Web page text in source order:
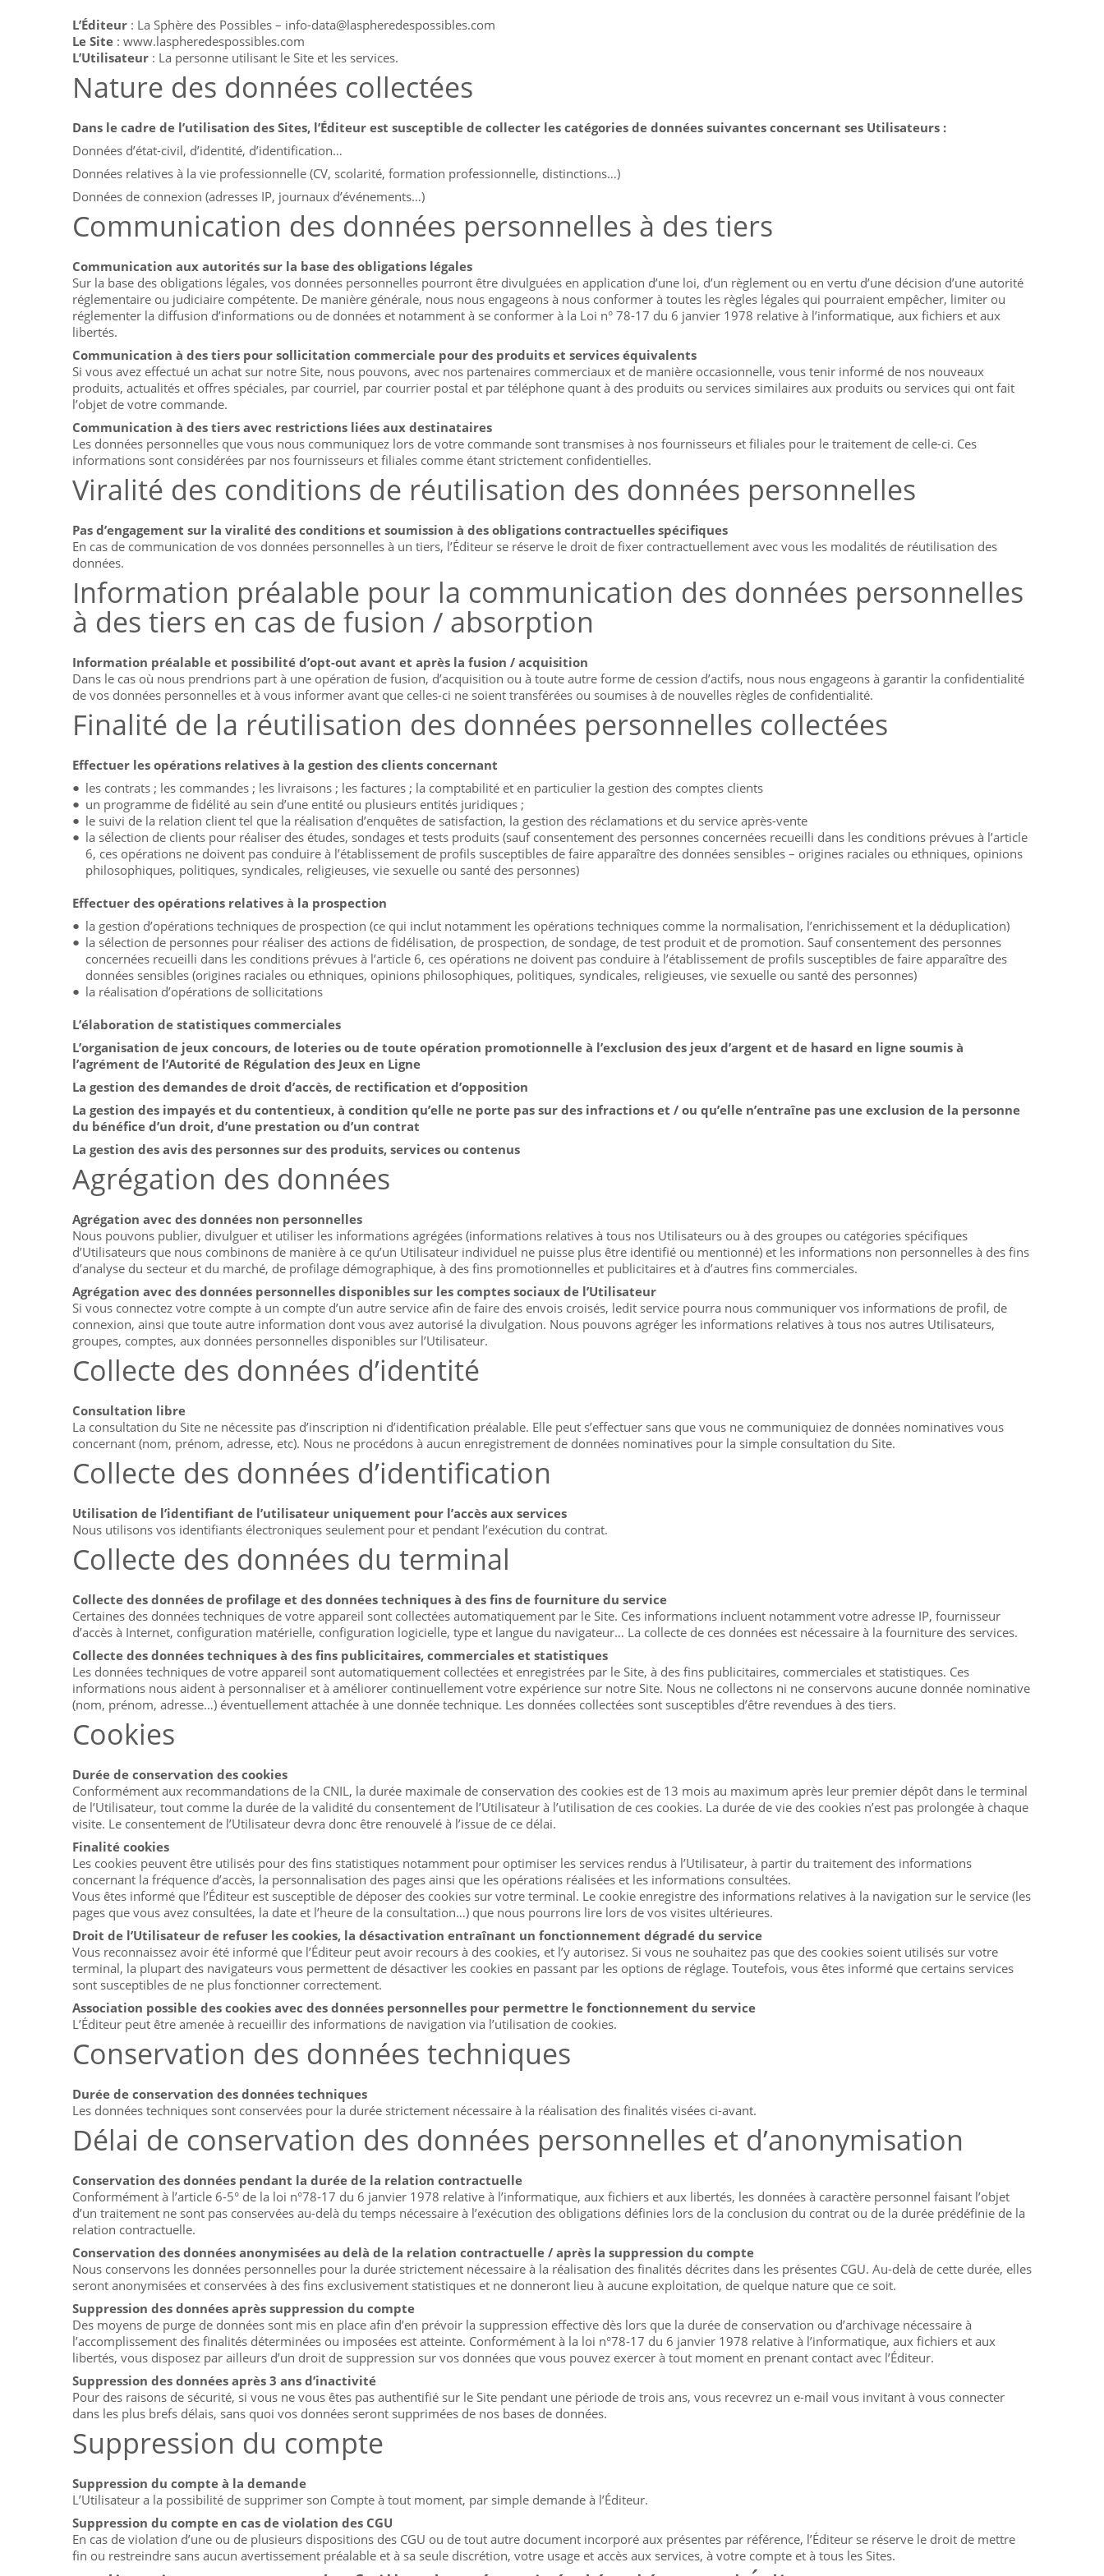
L’Éditeur: La Sphère des Possibles – info-data@laspheredespossibles.com
Le Site: www.laspheredespossibles.com
L’Utilisateur: La personne utilisant le Site et les services.
Nature des données collectées
Dans le cadre de l’utilisation des Sites, l’Éditeur est susceptible de collecter les catégories de données suivantes concernant ses Utilisateurs :
Données d’état-civil, d’identité, d’identification…
Données relatives à la vie professionnelle (CV, scolarité, formation professionnelle, distinctions…)
Données de connexion (adresses IP, journaux d’événements…)
Communication des données personnelles à des tiers
Communication aux autorités sur la base des obligations légales
Sur la base des obligations légales, vos données personnelles pourront être divulguées en application d’une loi, d’un règlement ou en vertu d’une décision d’une autorité
réglementaire ou judiciaire compétente. De manière générale, nous nous engageons à nous conformer à toutes les règles légales qui pourraient empêcher, limiter ou
réglementer la diffusion d’informations ou de données et notamment à se conformer à la Loi n° 78-17 du 6 janvier 1978 relative à l’informatique, aux fichiers et aux
libertés.
Communication à des tiers pour sollicitation commerciale pour des produits et services équivalents
Si vous avez effectué un achat sur notre Site, nous pouvons, avec nos partenaires commerciaux et de manière occasionnelle, vous tenir informé de nos nouveaux
produits, actualités et offres spéciales, par courriel, par courrier postal et par téléphone quant à des produits ou services similaires aux produits ou services qui ont fait
l’objet de votre commande.
Communication à des tiers avec restrictions liées aux destinataires
Les données personnelles que vous nous communiquez lors de votre commande sont transmises à nos fournisseurs et filiales pour le traitement de celle-ci. Ces
informations sont considérées par nos fournisseurs et filiales comme étant strictement confidentielles.
Viralité des conditions de réutilisation des données personnelles
Pas d’engagement sur la viralité des conditions et soumission à des obligations contractuelles spécifiques
En cas de communication de vos données personnelles à un tiers, l’Éditeur se réserve le droit de fixer contractuellement avec vous les modalités de réutilisation des
données.
Information préalable pour la communication des données personnelles
à des tiers en cas de fusion / absorption
Information préalable et possibilité d’opt-out avant et après la fusion / acquisition
Dans le cas où nous prendrions part à une opération de fusion, d’acquisition ou à toute autre forme de cession d’actifs, nous nous engageons à garantir la confidentialité
de vos données personnelles et à vous informer avant que celles-ci ne soient transférées ou soumises à de nouvelles règles de confidentialité.
Finalité de la réutilisation des données personnelles collectées
Effectuer les opérations relatives à la gestion des clients concernant
les contrats ; les commandes ; les livraisons ; les factures ; la comptabilité et en particulier la gestion des comptes clients
un programme de fidélité au sein d’une entité ou plusieurs entités juridiques ;
le suivi de la relation client tel que la réalisation d’enquêtes de satisfaction, la gestion des réclamations et du service après-vente
la sélection de clients pour réaliser des études, sondages et tests produits (sauf consentement des personnes concernées recueilli dans les conditions prévues à l’article
6, ces opérations ne doivent pas conduire à l’établissement de profils susceptibles de faire apparaître des données sensibles – origines raciales ou ethniques, opinions
philosophiques, politiques, syndicales, religieuses, vie sexuelle ou santé des personnes)
Effectuer des opérations relatives à la prospection
la gestion d’opérations techniques de prospection (ce qui inclut notamment les opérations techniques comme la normalisation, l’enrichissement et la déduplication)
la sélection de personnes pour réaliser des actions de fidélisation, de prospection, de sondage, de test produit et de promotion. Sauf consentement des personnes
concernées recueilli dans les conditions prévues à l’article 6, ces opérations ne doivent pas conduire à l’établissement de profils susceptibles de faire apparaître des
données sensibles (origines raciales ou ethniques, opinions philosophiques, politiques, syndicales, religieuses, vie sexuelle ou santé des personnes)
la réalisation d’opérations de sollicitations
L’élaboration de statistiques commerciales
L’organisation de jeux concours, de loteries ou de toute opération promotionnelle à l’exclusion des jeux d’argent et de hasard en ligne soumis à
l’agrément de l’Autorité de Régulation des Jeux en Ligne
La gestion des demandes de droit d’accès, de rectification et d’opposition
La gestion des impayés et du contentieux, à condition qu’elle ne porte pas sur des infractions et / ou qu’elle n’entraîne pas une exclusion de la personne
du bénéfice d’un droit, d’une prestation ou d’un contrat
La gestion des avis des personnes sur des produits, services ou contenus
Agrégation des données
Agrégation avec des données non personnelles
Nous pouvons publier, divulguer et utiliser les informations agrégées (informations relatives à tous nos Utilisateurs ou à des groupes ou catégories spécifiques
d’Utilisateurs que nous combinons de manière à ce qu’un Utilisateur individuel ne puisse plus être identifié ou mentionné) et les informations non personnelles à des fins
d’analyse du secteur et du marché, de profilage démographique, à des fins promotionnelles et publicitaires et à d’autres fins commerciales.
Agrégation avec des données personnelles disponibles sur les comptes sociaux de l’Utilisateur
Si vous connectez votre compte à un compte d’un autre service afin de faire des envois croisés, ledit service pourra nous communiquer vos informations de profil, de
connexion, ainsi que toute autre information dont vous avez autorisé la divulgation. Nous pouvons agréger les informations relatives à tous nos autres Utilisateurs,
groupes, comptes, aux données personnelles disponibles sur l’Utilisateur.
Collecte des données d’identité
Consultation libre
La consultation du Site ne nécessite pas d’inscription ni d’identification préalable. Elle peut s’effectuer sans que vous ne communiquiez de données nominatives vous
concernant (nom, prénom, adresse, etc). Nous ne procédons à aucun enregistrement de données nominatives pour la simple consultation du Site.
Collecte des données d’identification
Utilisation de l’identifiant de l’utilisateur uniquement pour l’accès aux services
Nous utilisons vos identifiants électroniques seulement pour et pendant l’exécution du contrat.
Collecte des données du terminal
Collecte des données de profilage et des données techniques à des fins de fourniture du service
Certaines des données techniques de votre appareil sont collectées automatiquement par le Site. Ces informations incluent notamment votre adresse IP, fournisseur
d’accès à Internet, configuration matérielle, configuration logicielle, type et langue du navigateur… La collecte de ces données est nécessaire à la fourniture des services.
Collecte des données techniques à des fins publicitaires, commerciales et statistiques
Les données techniques de votre appareil sont automatiquement collectées et enregistrées par le Site, à des fins publicitaires, commerciales et statistiques. Ces
informations nous aident à personnaliser et à améliorer continuellement votre expérience sur notre Site. Nous ne collectons ni ne conservons aucune donnée nominative
(nom, prénom, adresse…) éventuellement attachée à une donnée technique. Les données collectées sont susceptibles d’être revendues à des tiers.
Cookies
Durée de conservation des cookies
Conformément aux recommandations de la CNIL, la durée maximale de conservation des cookies est de 13 mois au maximum après leur premier dépôt dans le terminal
de l’Utilisateur, tout comme la durée de la validité du consentement de l’Utilisateur à l’utilisation de ces cookies. La durée de vie des cookies n’est pas prolongée à chaque
visite. Le consentement de l’Utilisateur devra donc être renouvelé à l’issue de ce délai.
Finalité cookies
Les cookies peuvent être utilisés pour des fins statistiques notamment pour optimiser les services rendus à l’Utilisateur, à partir du traitement des informations
concernant la fréquence d’accès, la personnalisation des pages ainsi que les opérations réalisées et les informations consultées.
Vous êtes informé que l’Éditeur est susceptible de déposer des cookies sur votre terminal. Le cookie enregistre des informations relatives à la navigation sur le service (les
pages que vous avez consultées, la date et l’heure de la consultation…) que nous pourrons lire lors de vos visites ultérieures.
Droit de l’Utilisateur de refuser les cookies, la désactivation entraînant un fonctionnement dégradé du service
Vous reconnaissez avoir été informé que l’Éditeur peut avoir recours à des cookies, et l’y autorisez. Si vous ne souhaitez pas que des cookies soient utilisés sur votre
terminal, la plupart des navigateurs vous permettent de désactiver les cookies en passant par les options de réglage. Toutefois, vous êtes informé que certains services
sont susceptibles de ne plus fonctionner correctement.
Association possible des cookies avec des données personnelles pour permettre le fonctionnement du service
L’Éditeur peut être amenée à recueillir des informations de navigation via l’utilisation de cookies.
Conservation des données techniques
Durée de conservation des données techniques
Les données techniques sont conservées pour la durée strictement nécessaire à la réalisation des finalités visées ci-avant.
Délai de conservation des données personnelles et d’anonymisation
Conservation des données pendant la durée de la relation contractuelle
Conformément à l’article 6-5° de la loi n°78-17 du 6 janvier 1978 relative à l’informatique, aux fichiers et aux libertés, les données à caractère personnel faisant l’objet
d’un traitement ne sont pas conservées au-delà du temps nécessaire à l’exécution des obligations définies lors de la conclusion du contrat ou de la durée prédéfinie de la
relation contractuelle.
Conservation des données anonymisées au delà de la relation contractuelle / après la suppression du compte
Nous conservons les données personnelles pour la durée strictement nécessaire à la réalisation des finalités décrites dans les présentes CGU. Au-delà de cette durée, elles
seront anonymisées et conservées à des fins exclusivement statistiques et ne donneront lieu à aucune exploitation, de quelque nature que ce soit.
Suppression des données après suppression du compte
Des moyens de purge de données sont mis en place afin d’en prévoir la suppression effective dès lors que la durée de conservation ou d’archivage nécessaire à
l’accomplissement des finalités déterminées ou imposées est atteinte. Conformément à la loi n°78-17 du 6 janvier 1978 relative à l’informatique, aux fichiers et aux
libertés, vous disposez par ailleurs d’un droit de suppression sur vos données que vous pouvez exercer à tout moment en prenant contact avec l’Éditeur.
Suppression des données après 3 ans d’inactivité
Pour des raisons de sécurité, si vous ne vous êtes pas authentifié sur le Site pendant une période de trois ans, vous recevrez un e-mail vous invitant à vous connecter
dans les plus brefs délais, sans quoi vos données seront supprimées de nos bases de données.
Suppression du compte
Suppression du compte à la demande
L’Utilisateur a la possibilité de supprimer son Compte à tout moment, par simple demande à l’Éditeur.
Suppression du compte en cas de violation des CGU
En cas de violation d’une ou de plusieurs dispositions des CGU ou de tout autre document incorporé aux présentes par référence, l’Éditeur se réserve le droit de mettre
fin ou restreindre sans aucun avertissement préalable et à sa seule discrétion, votre usage et accès aux services, à votre compte et à tous les Sites.